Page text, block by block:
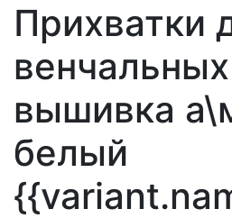
Прихватки
вышивка
белый